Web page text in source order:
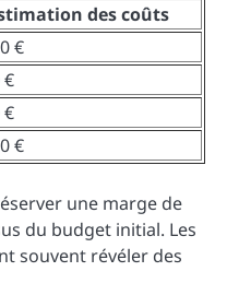
des coûts
€
€
€
€
une marge de
du budget initial. Les
souvent révéler des